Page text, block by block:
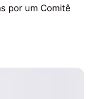
por um Comitê